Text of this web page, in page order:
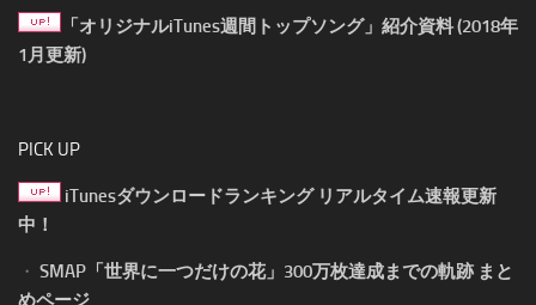
「オリジナルiTunes週間トップソング」紹介資料 (2018年
1月更新)
PICK UP
iTunesダウンロードランキング リアルタイム速報更新
中！
・ SMAP「世界に一つだけの花」300万枚達成までの軌跡 まと
めページ